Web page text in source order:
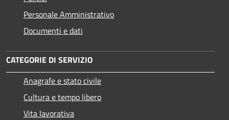
Personale Amministrativo
Documenti e dati
CATEGORIE DI SERVIZIO
Anagrafe e stato civile
Cultura e tempo libero
Vita lavorativa